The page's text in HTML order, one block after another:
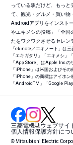
っている駅だけど、もっと
て、観光・グルメ・買い物
Androidアプリをインスト
やエキメシの投稿」「全国
たをワクワクさせるセレン
「ekinote／エキノート」は三
「エキガタリ」「エキメシ」
「App Store」はApple Inc.の
「iPhone」は米国およびそ
「iPhone」の商標はアイホン
「AndroidTM 」「Google
三菱電機
ウェブサイ
個人情報保護方針につ
© Mitsubishi Electric